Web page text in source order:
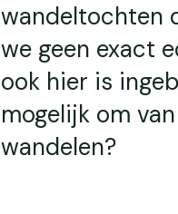
wandeltochten
we geen exact
ook hier is
mogelijk om
wandelen?